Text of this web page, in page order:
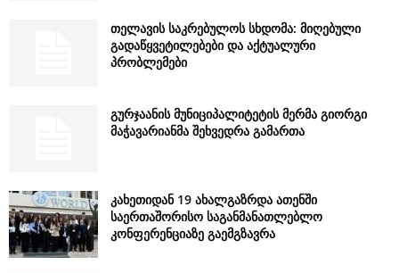
თელავის საკრებულოს სხდომა: მიღებული
გადაწყვეტილებები და აქტუალური
პრობლემები
გურჯაანის მუნიციპალიტეტის მერმა გიორგი
მაჭავარიანმა შეხვედრა გამართა
კახეთიდან 19 ახალგაზრდა ათენში
საერთაშორისო საგანმანათლებლო
კონფერენციაზე გაემგზავრა